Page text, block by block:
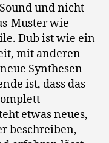
und nicht
Muster wie
Dub ist wie ein
mit anderen
Synthesen
ist, dass das
etwas neues,
beschreiben,